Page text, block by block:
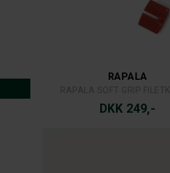
RAPALA
DKK 249,-